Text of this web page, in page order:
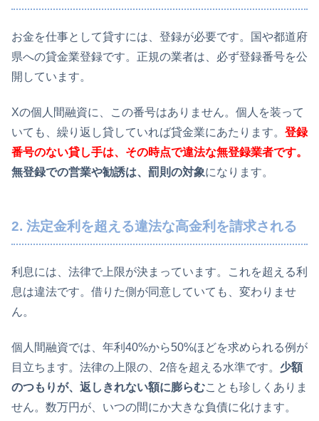
お金を仕事として貸すには、登録が必要です。国や都道府
県への貸金業登録です。正規の業者は、必ず登録番号を公
開しています。
Xの個人間融資に、この番号はありません。個人を装って
いても、繰り返し貸していれば貸金業にあたります。 登録
番号のない貸し手は、その時点で違法な無登録業者です。
無登録での営業や勧誘は、罰則の対象になります。
2. 法定金利を超える違法な高金利を請求される
利息には、法律で上限が決まっています。これを超える利
息は違法です。借りた側が同意していても、変わりませ
ん。
個人間融資では、年利40%から50%ほどを求められる例が
目立ちます。法律の上限の、2倍を超える水準です。 少額
のつもりが、返しきれない額に膨らむことも珍しくありま
せん。数万円が、いつの間にか大きな負債に化けます。